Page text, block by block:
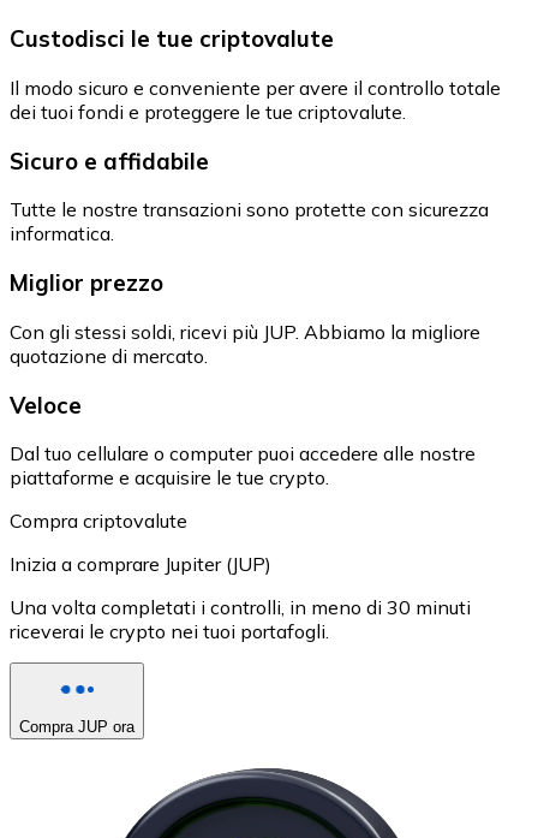
Custodisci le tue criptovalute
Il modo sicuro e conveniente per avere il controllo totale
dei tuoi fondi e proteggere le tue criptovalute.
Sicuro e affidabile
Tutte le nostre transazioni sono protette con sicurezza
informatica.
Miglior prezzo
Con gli stessi soldi, ricevi più JUP. Abbiamo la migliore
quotazione di mercato.
Veloce
Dal tuo cellulare o computer puoi accedere alle nostre
piattaforme e acquisire le tue crypto.
Compra criptovalute
Inizia a comprare Jupiter (JUP)
Una volta completati i controlli, in meno di 30 minuti
riceverai le crypto nei tuoi portafogli.
Compra JUP ora